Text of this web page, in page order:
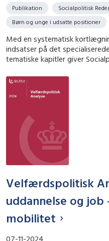
Publikation
Socialpolitisk
Børn og unge i udsatte positioner
Med en systematisk
indsatser på det
tematiske kapitler giver
Velfærdspolitisk
uddannelse og job
mobilitet
07-11-2024